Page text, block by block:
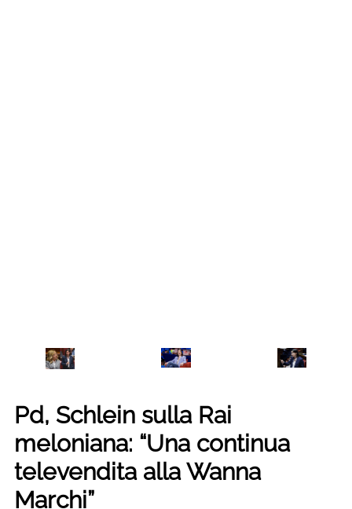
Pd, Schlein sulla Rai
meloniana: “Una continua
televendita alla Wanna
Marchi”